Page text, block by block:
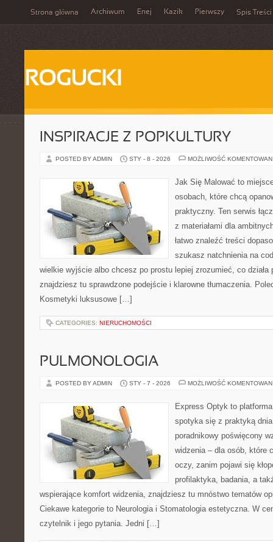
Strona główna Archiwum Enej Kazik Pierwszy Spis Treści
ROGUCKI
INSPIRACJE Z POPKULTURY
POSTED BY ADMIN STY - 8 - 2026 MOŻLIWOŚĆ
Jak Się Malować to
osobach, które chcą
praktyczny. Ten serwis
z materiałami dla
łatwo znaleźć treści
szukasz natchnienia na
wielkie wyjście albo chcesz po prostu lepiej zrozumieć, co działa
znajdziesz tu sprawdzone podejście i klarowne tłumaczenia.
Kosmetyki luksusowe […]
CATEGORIES: NIERUCHOMOŚCI
PULMONOLOGIA
POSTED BY ADMIN STY - 7 - 2026 MOŻLIWOŚĆ
Express Optyk to
spotyka się z praktyką
poradnikowy poświęcony
widzenia – dla osób, które
oczy, zanim pojawi się
profilaktyka, badania, a
wspierające komfort widzenia, znajdziesz tu mnóstwo tematów
Ciekawe kategorie to Neurologia i Stomatologia estetyczna. W
czytelnik i jego pytania. Jedni […]